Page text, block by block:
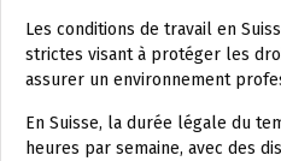
Les conditions de travail en
strictes visant à protéger les
assurer un environnement
En Suisse, la durée légale du
heures par semaine, avec des